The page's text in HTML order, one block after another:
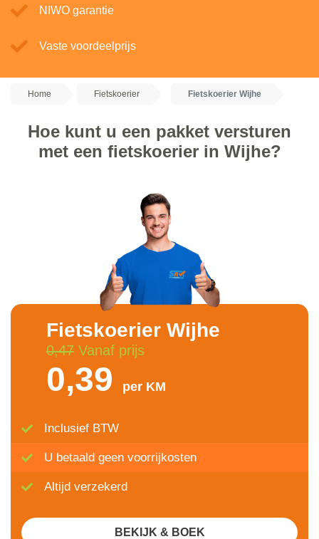
NIWO garantie
Vaste voordeelprijs
Home Fietskoerier Fietskoerier Wijhe
Hoe kunt u een pakket versturen
met een fietskoerier in Wijhe?
Fietskoerier Wijhe
0,47Vanaf prijs
0,39 per KM
Inclusief BTW
U betaald geen voorrijkosten
Altijd verzekerd
BEKIJK & BOEK